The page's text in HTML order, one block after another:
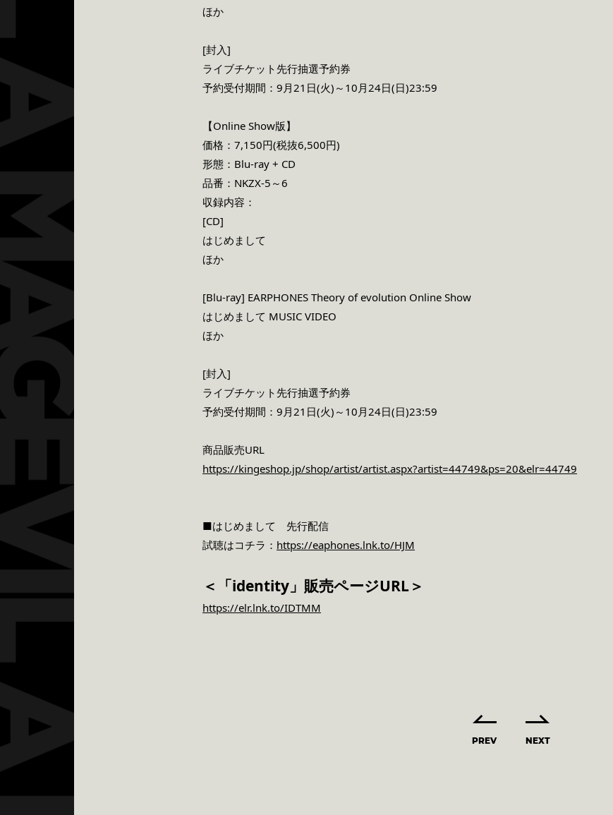
ほか
[封入]
ライブチケット先行抽選予約券
予約受付期間：9月21日(火)～10月24日(日)23:59
【Online Show版】
価格：7,150円(税抜6,500円)
形態：Blu-ray + CD
品番：NKZX-5～6
収録内容：
[CD]
はじめまして
ほか
[Blu-ray] EARPHONES Theory of evolution Online Show
はじめまして MUSIC VIDEO
ほか
[封入]
ライブチケット先行抽選予約券
予約受付期間：9月21日(火)～10月24日(日)23:59
商品販売URL
https://kingeshop.jp/shop/artist/artist.aspx?artist=44749&ps=20&elr=44749
■はじめまして 先行配信
試聴はコチラ： https://eaphones.lnk.to/HJM
＜「identity」販売ページURL＞
https://elr.lnk.to/IDTMM
PREV NEXT